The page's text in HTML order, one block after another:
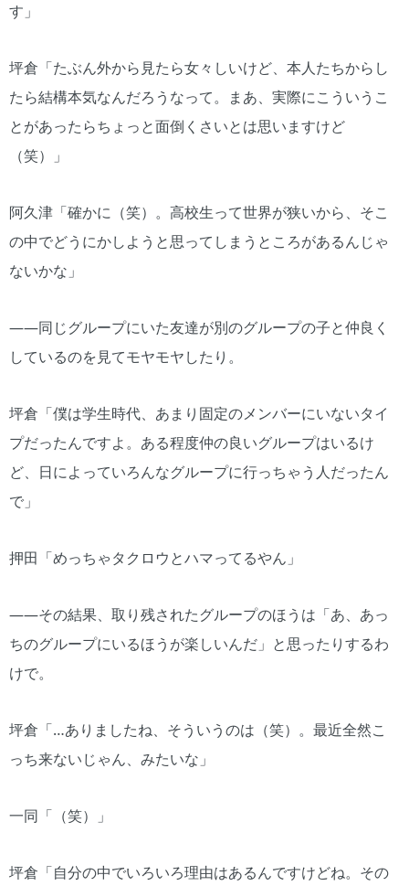
す」
坪倉「たぶん外から見たら女々しいけど、本人たちからし
たら結構本気なんだろうなって。まあ、実際にこういうこ
とがあったらちょっと面倒くさいとは思いますけど
（笑）」
阿久津「確かに（笑）。高校生って世界が狭いから、そこ
の中でどうにかしようと思ってしまうところがあるんじゃ
ないかな」
――同じグループにいた友達が別のグループの子と仲良く
しているのを見てモヤモヤしたり。
坪倉「僕は学生時代、あまり固定のメンバーにいないタイ
プだったんですよ。ある程度仲の良いグループはいるけ
ど、日によっていろんなグループに行っちゃう人だったん
で」
押田「めっちゃタクロウとハマってるやん」
――その結果、取り残されたグループのほうは「あ、あっ
ちのグループにいるほうが楽しいんだ」と思ったりするわ
けで。
坪倉「…ありましたね、そういうのは（笑）。最近全然こ
っち来ないじゃん、みたいな」
一同「（笑）」
坪倉「自分の中でいろいろ理由はあるんですけどね。その